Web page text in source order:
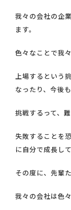
我々の会社の企
ます。
色々なことで我
上場するという
なったり、今後
挑戦するって、
失敗することを
に自分で成長し
その度に、先輩
我々の会社は色